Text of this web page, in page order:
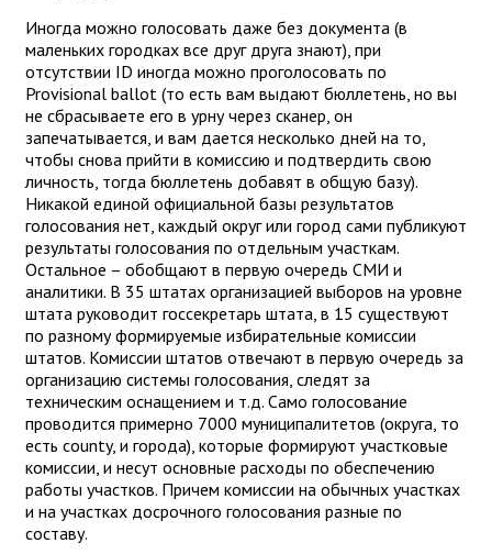
Иногда можно голосовать даже без документа (в
маленьких городках все друг друга знают), при
отсутствии ID иногда можно проголосовать по
Provisional ballot (то есть вам выдают бюллетень, но вы
не сбрасываете его в урну через сканер, он
запечатывается, и вам дается несколько дней на то,
чтобы снова прийти в комиссию и подтвердить свою
личность, тогда бюллетень добавят в общую базу).
Никакой единой официальной базы результатов
голосования нет, каждый округ или город сами публикуют
результаты голосования по отдельным участкам.
Остальное – обобщают в первую очередь СМИ и
аналитики. В 35 штатах организацией выборов на уровне
штата руководит госсекретарь штата, в 15 существуют
по разному формируемые избирательные комиссии
штатов. Комиссии штатов отвечают в первую очередь за
организацию системы голосования, следят за
техническим оснащением и т.д. Само голосование
проводится примерно 7000 муниципалитетов (округа, то
есть county, и города), которые формируют участковые
комиссии, и несут основные расходы по обеспечению
работы участков. Причем комиссии на обычных участках
и на участках досрочного голосования разные по
составу.